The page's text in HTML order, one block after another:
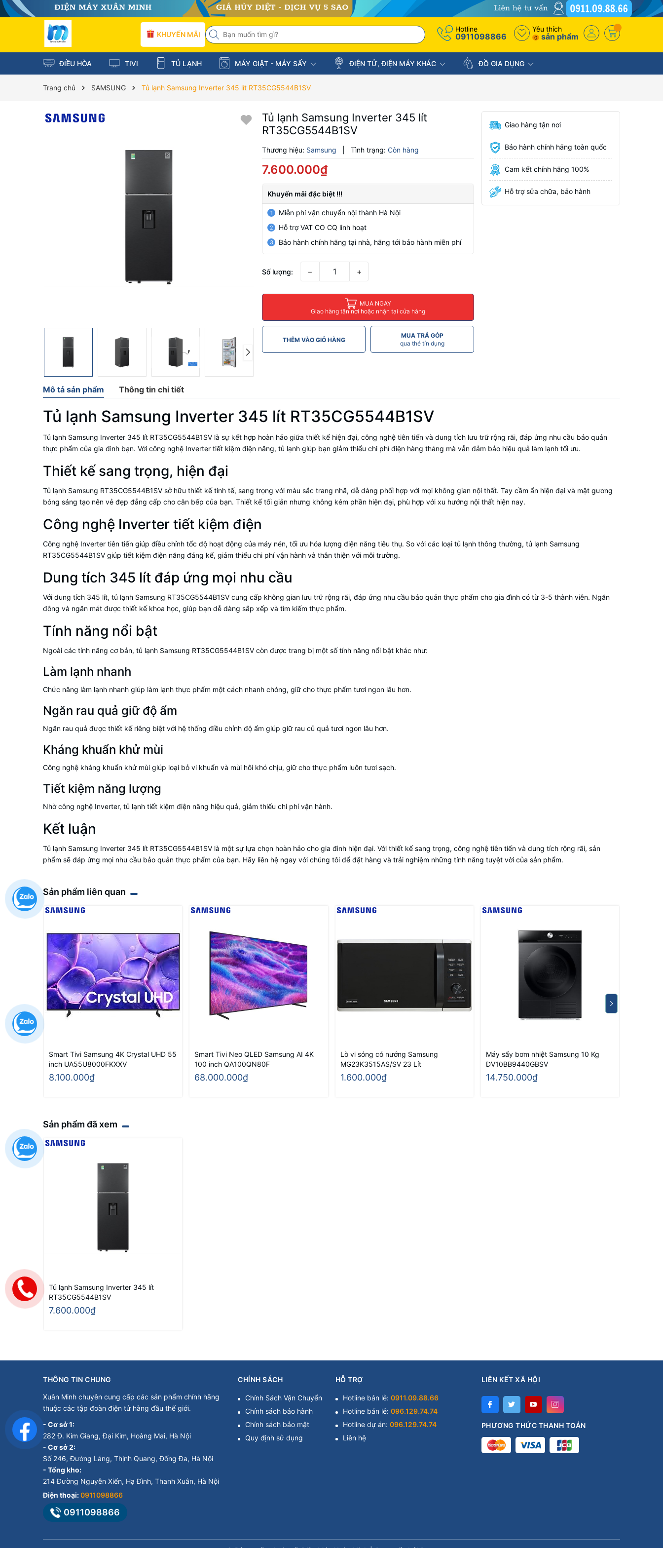
KHUYẾN MÃI
Hotline
0911098866
Yêu thích
0 sản phẩm
ĐIỀU HÒA TIVI TỦ LẠNH MÁY GIẶT - MÁY SẤY ĐIỆN TỬ, ĐIỆN MÁY KHÁC ĐỒ GIA DỤNG
Trang chủ SAMSUNG Tủ lạnh Samsung Inverter 345 lít RT35CG5544B1SV
Tủ lạnh Samsung Inverter 345 lít
RT35CG5544B1SV
Thương hiệu: Samsung Tình trạng: Còn hàng
7.600.000₫
Khuyến mãi đặc biệt !!!
1 Miễn phí vận chuyển nội thành Hà Nội
2 Hỗ trợ VAT CO CQ linh hoạt
3 Bảo hành chính hãng tại nhà, hãng tới bảo hành miễn phí
Số lượng: − +
MUA NGAY
Giao hàng tận nơi hoặc nhận tại cửa hàng
THÊM VÀO GIỎ HÀNG
MUA TRẢ GÓP
qua thẻ tín dụng
Giao hàng tận nơi
Bảo hành chính hãng toàn quốc
Cam kết chính hãng 100%
Hỗ trợ sửa chữa, bảo hành
Mô tả sản phẩm Thông tin chi tiết
Tủ lạnh Samsung Inverter 345 lít RT35CG5544B1SV
Tủ lạnh Samsung Inverter 345 lít RT35CG5544B1SV là sự kết hợp hoàn hảo giữa thiết kế hiện đại, công nghệ tiên tiến và dung tích lưu trữ rộng rãi, đáp ứng nhu cầu bảo quản
thực phẩm của gia đình bạn. Với công nghệ Inverter tiết kiệm điện năng, tủ lạnh giúp bạn giảm thiểu chi phí điện hàng tháng mà vẫn đảm bảo hiệu quả làm lạnh tối ưu.
Thiết kế sang trọng, hiện đại
Tủ lạnh Samsung RT35CG5544B1SV sở hữu thiết kế tinh tế, sang trọng với màu sắc trang nhã, dễ dàng phối hợp với mọi không gian nội thất. Tay cầm ẩn hiện đại và mặt gương
bóng sáng tạo nên vẻ đẹp đẳng cấp cho căn bếp của bạn. Thiết kế tối giản nhưng không kém phần hiện đại, phù hợp với xu hướng nội thất hiện nay.
Công nghệ Inverter tiết kiệm điện
Công nghệ Inverter tiên tiến giúp điều chỉnh tốc độ hoạt động của máy nén, tối ưu hóa lượng điện năng tiêu thụ. So với các loại tủ lạnh thông thường, tủ lạnh Samsung
RT35CG5544B1SV giúp tiết kiệm điện năng đáng kể, giảm thiểu chi phí vận hành và thân thiện với môi trường.
Dung tích 345 lít đáp ứng mọi nhu cầu
Với dung tích 345 lít, tủ lạnh Samsung RT35CG5544B1SV cung cấp không gian lưu trữ rộng rãi, đáp ứng nhu cầu bảo quản thực phẩm cho gia đình có từ 3-5 thành viên. Ngăn
đông và ngăn mát được thiết kế khoa học, giúp bạn dễ dàng sắp xếp và tìm kiếm thực phẩm.
Tính năng nổi bật
Ngoài các tính năng cơ bản, tủ lạnh Samsung RT35CG5544B1SV còn được trang bị một số tính năng nổi bật khác như:
Làm lạnh nhanh
Chức năng làm lạnh nhanh giúp làm lạnh thực phẩm một cách nhanh chóng, giữ cho thực phẩm tươi ngon lâu hơn.
Ngăn rau quả giữ độ ẩm
Ngăn rau quả được thiết kế riêng biệt với hệ thống điều chỉnh độ ẩm giúp giữ rau củ quả tươi ngon lâu hơn.
Kháng khuẩn khử mùi
Công nghệ kháng khuẩn khử mùi giúp loại bỏ vi khuẩn và mùi hôi khó chịu, giữ cho thực phẩm luôn tươi sạch.
Tiết kiệm năng lượng
Nhờ công nghệ Inverter, tủ lạnh tiết kiệm điện năng hiệu quả, giảm thiểu chi phí vận hành.
Kết luận
Tủ lạnh Samsung Inverter 345 lít RT35CG5544B1SV là một sự lựa chọn hoàn hảo cho gia đình hiện đại. Với thiết kế sang trọng, công nghệ tiên tiến và dung tích rộng rãi, sản
phẩm sẽ đáp ứng mọi nhu cầu bảo quản thực phẩm của bạn. Hãy liên hệ ngay với chúng tôi để đặt hàng và trải nghiệm những tính năng tuyệt vời của sản phẩm.
Sản phẩm liên quan
Smart Tivi Samsung 4K Crystal UHD 55
inch UA55U8000FKXXV
8.100.000₫
Smart Tivi Neo QLED Samsung AI 4K
100 inch QA100QN80F
68.000.000₫
Lò vi sóng có nướng Samsung
MG23K3515AS/SV 23 Lít
1.600.000₫
Máy sấy bơm nhiệt Samsung 10 Kg
DV10BB9440GBSV
14.750.000₫
Sản phẩm đã xem
Tủ lạnh Samsung Inverter 345 lít
RT35CG5544B1SV
7.600.000₫
THÔNG TIN CHUNG
Xuân Minh chuyên cung cấp các sản phẩm chính hãng
thuộc các tập đoàn điện tử hàng đầu thế giới.
- Cơ sở 1:
282 Đ. Kim Giang, Đại Kim, Hoàng Mai, Hà Nội
- Cơ sở 2:
Số 246, Đường Láng, Thịnh Quang, Đống Đa, Hà Nội
- Tổng kho:
214 Đường Nguyễn Xiển, Hạ Đình, Thanh Xuân, Hà Nội
Điện thoại:0911098866
0911098866
CHÍNH SÁCH
Chính Sách Vận Chuyển
Chính sách bảo hành
Chính sách bảo mật
Quy định sử dụng
HỖ TRỢ
Hotline bán lẻ: 0911.09.88.66
Hotline bán lẻ: 096.129.74.74
Hotline dự án: 096.129.74.74
Liên hệ
LIÊN KẾT XÃ HỘI
PHƯƠNG THỨC THANH TOÁN